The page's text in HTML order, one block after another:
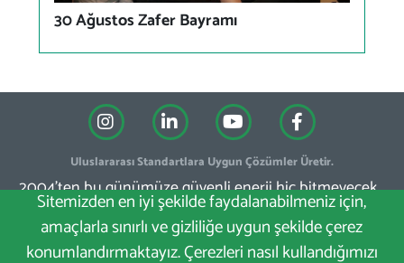
Sitemizden en iyi şekilde faydalanabilmeniz için,
amaçlarla sınırlı ve gizliliğe uygun şekilde çerez
konumlandırmaktayız. Çerezleri nasıl kullandığımızı
30 Ağustos Zafer Bayramı
Uluslararası Standartlara Uygun Çözümler Üretir.
2004'ten bu günümüze güvenli enerji hiç bitmeyecek...
Online Katalog Çerez Politikası Kişisel Verileri Koruma Kanunu